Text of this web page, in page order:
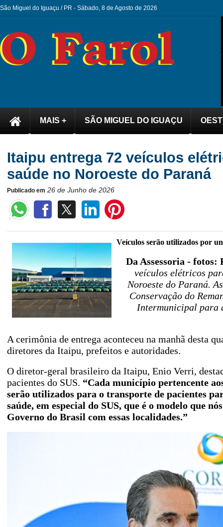
São Miguel do Iguaçu / PR - Sábado, 8 de Agosto de 2026
MAIS + SÃO MIGUEL DO IGUAÇU
Itaipu entrega 72 veículos
saúde no Noroeste do Paraná
Publicado em 26 de Junho de 2026
Veículos serão utilizados por
Da Assessoria -
veículos elétricos
Noroeste do Paraná.
Conservação do
Intermunicipal para
A cerimônia de entrega aconteceu na manhã desta
diretores da Itaipu, prefeitos e autoridades.
O diretor-geral brasileiro da Itaipu, Enio Verri,
pacientes do SUS. “Cada município pertencente
serão utilizados para o transporte de pacientes
saúde, em especial do SUS, que é o modelo que
Governo do Brasil com essas localidades.”